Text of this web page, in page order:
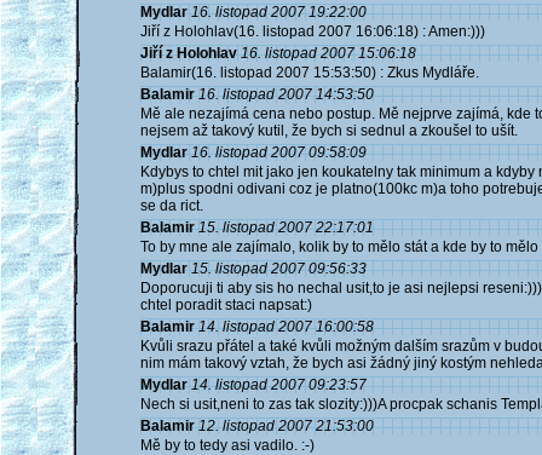
Mydlar 16. listopad 2007 19:22:00
Jiří z Holohlav(16. listopad 2007 16:06:18) : Amen:)))
Jiří z Holohlav 16. listopad 2007 15:06:18
Balamir(16. listopad 2007 15:53:50) : Zkus Mydláře.
Balamir 16. listopad 2007 14:53:50
Mě ale nezajímá cena nebo postup. Mě nejprve zajímá, kde
nejsem až takový kutil, že bych si sednul a zkoušel to ušít.
Mydlar 16. listopad 2007 09:58:09
Kdybys to chtel mit jako jen koukatelny tak minimum a
m)plus spodni odivani coz je platno(100kc m)a toho
se da rict.
Balamir 15. listopad 2007 22:17:01
To by mne ale zajímalo, kolik by to mělo stát a kde by to mělo
Mydlar 15. listopad 2007 09:56:33
Doporucuji ti aby sis ho nechal usit,to je asi nejlepsi
chtel poradit staci napsat:)
Balamir 14. listopad 2007 16:00:58
Kvůli srazu přátel a také kvůli možným dalším srazům v
nim mám takový vztah, že bych asi žádný jiný kostým
Mydlar 14. listopad 2007 09:23:57
Nech si usit,neni to zas tak slozity:)))A procpak schanis
Balamir 12. listopad 2007 21:53:00
Mě by to tedy asi vadilo. :-)